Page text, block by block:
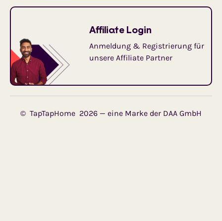
Affiliate Login
Anmeldung & Registrierung für
unsere Affiliate Partner
© TapTapHome 2026 — eine Marke der DAA GmbH